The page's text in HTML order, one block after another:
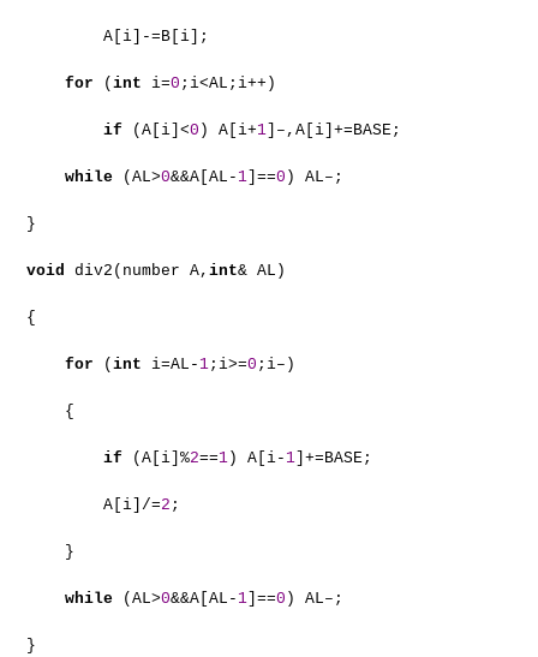
A[i]-=B[i];
for ( int i=0 ;i<AL;i++)
if (A[i]<0 ) A[i+1 ]–,A[i]+=BASE;
while (AL>0&&A[AL- 1 ]==0 ) AL–;
}
void div2(number A, int& AL)
{
for ( int i=AL- 1;i>=0 ;i–)
{
if (A[i]%2==1 ) A[i- 1 ]+=BASE;
A[i]/=2 ;
}
while (AL>0&&A[AL- 1 ]==0 ) AL–;
}